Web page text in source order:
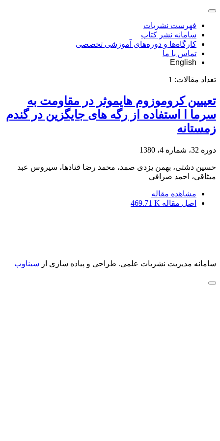
فهرست نشریات
سامانه نشر کتاب
کارگاه‌ها و دوره‌های آموزشی تخصصی
تماس با ما
English
تعداد مقالات: 1
تعییین کروموزوم هایموثر در مقاومت به
سرما ا استفاده از رگه های جایگزین در گندم
زمستانه
دوره 32، شماره 4، 1380
حسین دشتی، بهمن یزدی صمد، محمد رضا قنادها، سیروس عبد
میثاقی، احمد صرافی
مشاهده مقاله
اصل مقاله 469.71 K
سامانه مدیریت نشریات علمی. طراحی و پیاده سازی از سیناوب